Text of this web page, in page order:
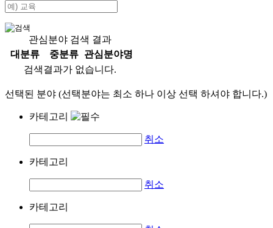
관심분야 검색 결과
대분류
중분류
관심분야명
검색결과가 없습니다.
선택된 분야 (선택분야는 최소 하나 이상 선택 하셔야 합니다.)
카테고리
취소
카테고리
취소
카테고리